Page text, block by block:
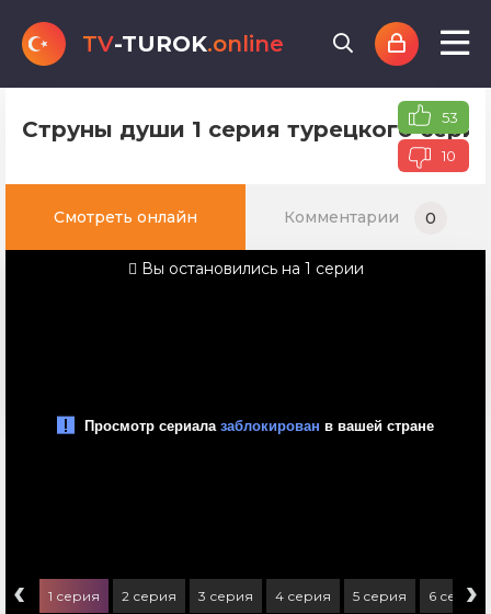
TV-TUROK.online
Струны души 1 серия турецкого 53
10
Смотреть онлайн Комментарии 0
Вы остановились на 1 серии
‹ 1 серия 2 серия 3 серия 4 серия 5 серия 6 серия
›